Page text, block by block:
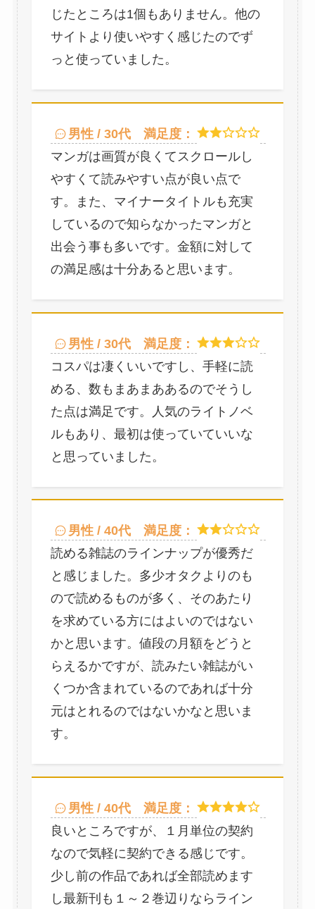
じたところは1個もありません。他の
サイトより使いやすく感じたのでず
っと使っていました。
男性 / 30代
満足度：
マンガは画質が良くてスクロールし
やすくて読みやすい点が良い点で
す。また、マイナータイトルも充実
しているので知らなかったマンガと
出会う事も多いです。金額に対して
の満足感は十分あると思います。
男性 / 30代
満足度：
コスパは凄くいいですし、手軽に読
める、数もまあまああるのでそうし
た点は満足です。人気のライトノベ
ルもあり、最初は使っていていいな
と思っていました。
男性 / 40代
満足度：
読める雑誌のラインナップが優秀だ
と感じました。多少オタクよりのも
ので読めるものが多く、そのあたり
を求めている方にはよいのではない
かと思います。値段の月額をどうと
らえるかですが、読みたい雑誌がい
くつか含まれているのであれば十分
元はとれるのではないかなと思いま
す。
男性 / 40代
満足度：
良いところですが、１月単位の契約
なので気軽に契約できる感じです。
少し前の作品であれば全部読めます
し最新刊も１～２巻辺りならライン